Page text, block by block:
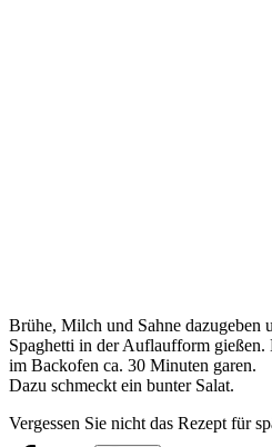
Brühe, Milch und Sahne dazugeben
Spaghetti in der Auflaufform gießen.
im Backofen ca. 30 Minuten garen.
Dazu schmeckt ein bunter Salat.
Vergessen Sie nicht das Rezept für